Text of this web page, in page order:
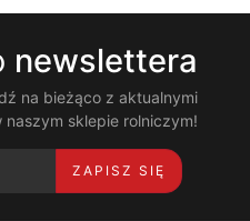
newslettera
na bieżąco z aktualnymi
naszym sklepie rolniczym!
ZAPISZ SIĘ